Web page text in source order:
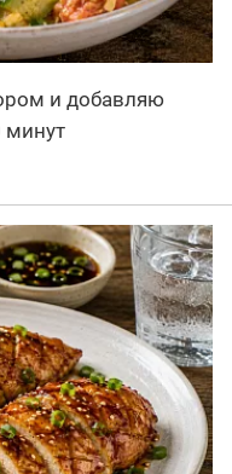
и добавляю
минут